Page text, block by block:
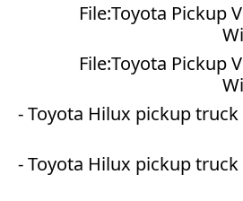
File:Toyota Pickup
File:Toyota Pickup
ملف:Toyota Hilux pickup truck of ADNOC.JPG -
ملف:Toyota Hilux pickup truck of ADNOC.JPG -